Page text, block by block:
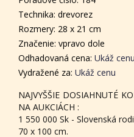
Technika: drevorez
Rozmery: 28 x 21 cm
Značenie: vpravo dole
Odhadovaná cena: Ukáž cenu
Vydražené za: Ukáž cenu
NAJVYŠŠIE DOSIAHNUTÉ
NA AUKCIÁCH :
1 550 000 Sk - Slovenská
70 x 100 cm.